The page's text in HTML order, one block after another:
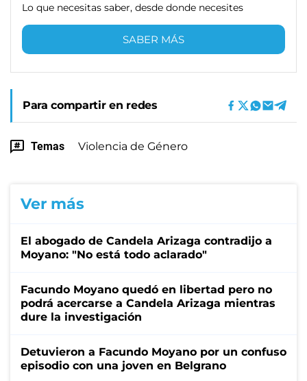
Lo que necesitas saber, desde donde necesites
SABER MÁS
Para compartir en redes
Temas Violencia de Género
Ver más
El abogado de Candela Arizaga contradijo a
Moyano: "No está todo aclarado"
Facundo Moyano quedó en libertad pero no
podrá acercarse a Candela Arizaga mientras
dure la investigación
Detuvieron a Facundo Moyano por un confuso
episodio con una joven en Belgrano